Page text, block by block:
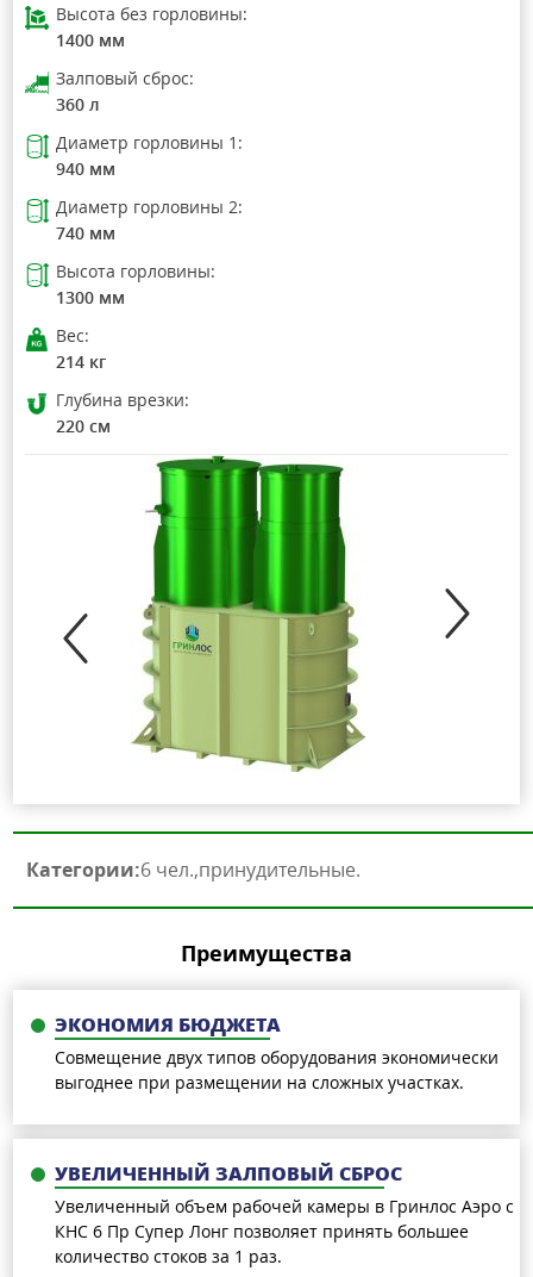
Высота без горловины:
1400 мм
Залповый сброс:
360 л
Диаметр горловины 1:
940 мм
Диаметр горловины 2:
740 мм
Высота горловины:
1300 мм
Вес:
214 кг
Глубина врезки:
220 см
Категории:6 чел. принудительные
Преимущества
ЭКОНОМИЯ БЮДЖЕТА
Совмещение двух типов оборудования экономически
выгоднее при размещении на сложных участках.
УВЕЛИЧЕННЫЙ ЗАЛПОВЫЙ СБРОС
Увеличенный объем рабочей камеры в Гринлос Аэро с
КНС 6 Пр Супер Лонг позволяет принять большее
количество стоков за 1 раз.